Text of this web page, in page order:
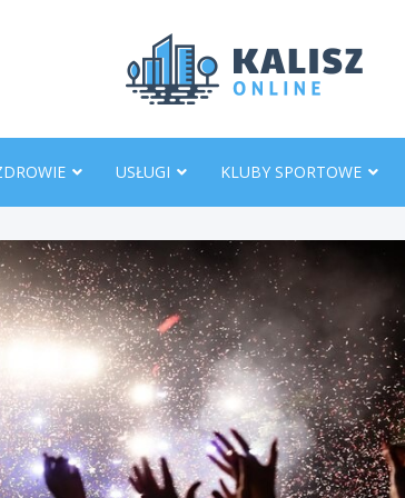
USŁUGI KLUBY SPORTOWE